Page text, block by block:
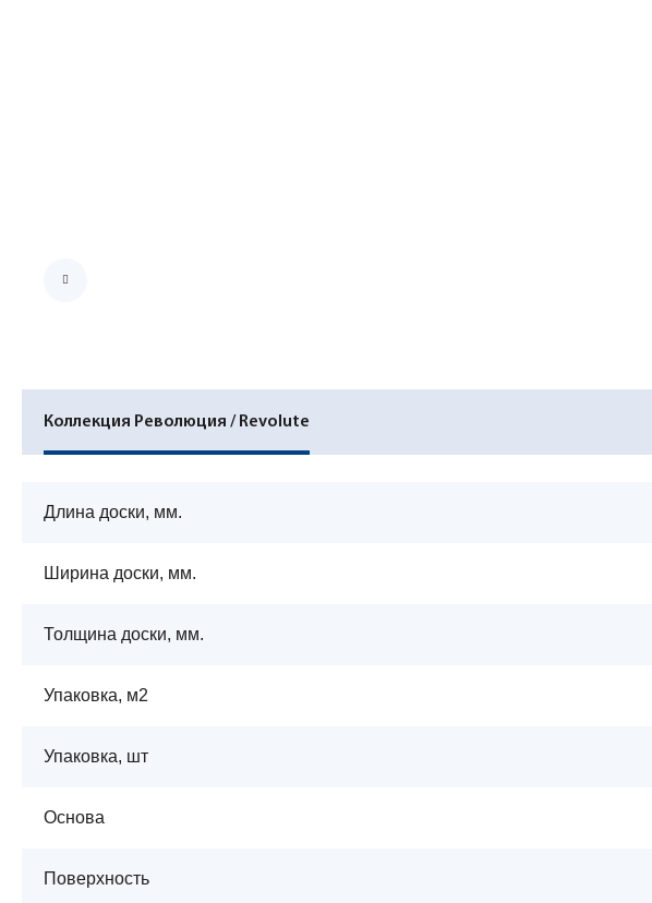
Коллекция Революция / Revolute
Длина доски, мм.
Ширина доски, мм.
Толщина доски, мм.
Упаковка, м2
Упаковка, шт
Основа
Поверхность